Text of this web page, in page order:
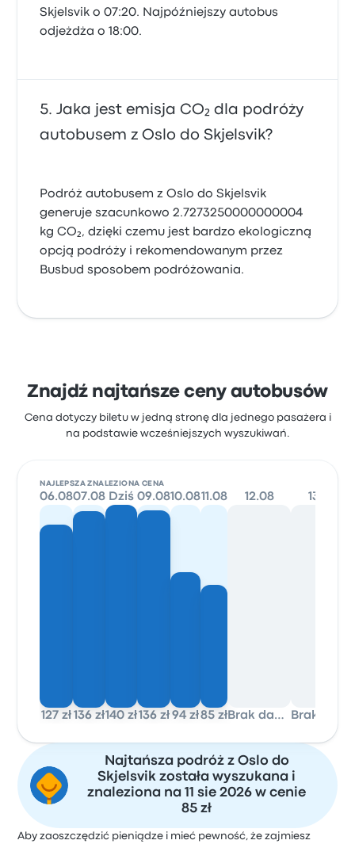
Skjelsvik o 07:20. Najpóźniejszy autobus
odjeżdża o 18:00.
Jaka jest emisja CO₂ dla podróży
autobusem z Oslo do Skjelsvik?
Podróż autobusem z Oslo do Skjelsvik
generuje szacunkowo 2.7273250000000004
kg CO₂, dzięki czemu jest bardzo ekologiczną
opcją podróży i rekomendowanym przez
Busbud sposobem podróżowania.
Znajdź najtańsze ceny autobusów
Cena dotyczy biletu w jedną stronę dla jednego pasażera i
na podstawie wcześniejszych wyszukiwań.
NAJLEPSZA ZNALEZIONA CENA
06.08
127 zł
07.08
136 zł
Dziś
140 zł
09.08
136 zł
10.08
94 zł
11.08
85 zł
12.08
Brak danych
13.08
Najtańsza podróż z Oslo do
Skjelsvik została wyszukana i
znaleziona na 11 sie 2026 w cenie
85 zł
Aby zaoszczędzić pieniądze i mieć pewność, że zajmiesz